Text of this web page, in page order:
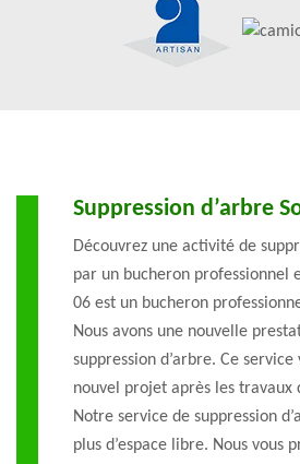
Suppression d’arbre
Découvrez une activité de
par un bucheron professionnel
06 est un bucheron
Nous avons une nouvelle
suppression d’arbre. Ce
nouvel projet après les travaux
Notre service de suppression
plus d’espace libre. Nous vous